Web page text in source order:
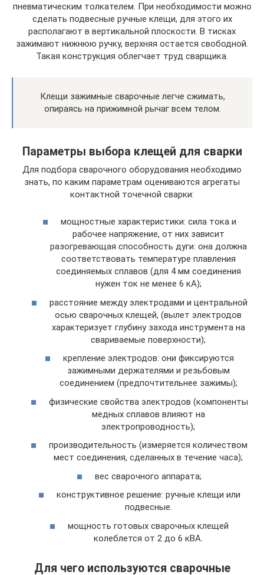
пневматическим толкателем. При необходимости можно
сделать подвесные ручные клещи, для этого их
располагают в вертикальной плоскости. В тисках
зажимают нижнюю ручку, верхняя остается свободной.
Такая конструкция облегчает труд сварщика.
Клещи зажимные сварочные легче сжимать,
опираясь на прижимной рычаг всем телом.
Параметры выбора клещей для сварки
Для подбора сварочного оборудования необходимо
знать, по каким параметрам оцениваются агрегаты
контактной точечной сварки:
мощностные характеристики: сила тока и
рабочее напряжение, от них зависит
разогревающая способность дуги: она должна
соответствовать температуре плавления
соединяемых сплавов (для 4 мм соединения
нужен ток не менее 6 кА);
расстояние между электродами и центральной
осью сварочных клещей, (вылет электродов
характеризует глубину захода инструмента на
свариваемые поверхности);
крепление электродов: они фиксируются
зажимными держателями и резьбовым
соединением (предпочтительнее зажимы);
физические свойства электродов (компоненты
медных сплавов влияют на
электропроводность);
производительность (измеряется количеством
мест соединения, сделанных в течение часа);
вес сварочного аппарата;
конструктивное решение: ручные клещи или
подвесные.
мощность готовых сварочных клещей
колеблется от 2 до 6 кВА.
Для чего используются сварочные